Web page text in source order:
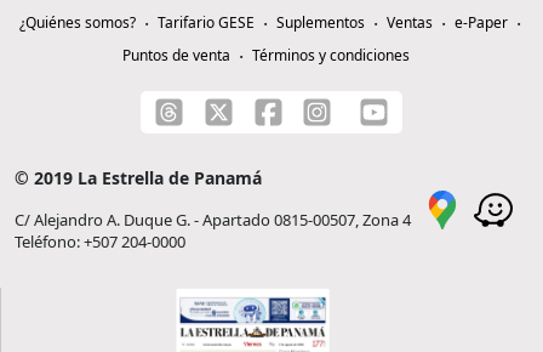
¿Quiénes somos? Tarifario GESE Suplementos Ventas
e-Paper
Puntos de venta
Términos y condiciones
© 2019 La Estrella de Panamá
C/ Alejandro A. Duque G. - Apartado 0815-00507, Zona 4
Teléfono: +507 204-0000